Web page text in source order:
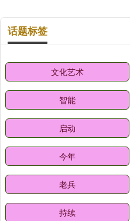
话题标签
文化艺术
智能
启动
今年
老兵
持续